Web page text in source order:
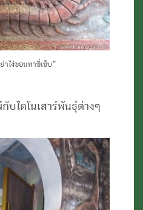
ไง่ขอนหาขี่เข็บ”
ไดโนเสาร์พันธุ์ต่างๆ